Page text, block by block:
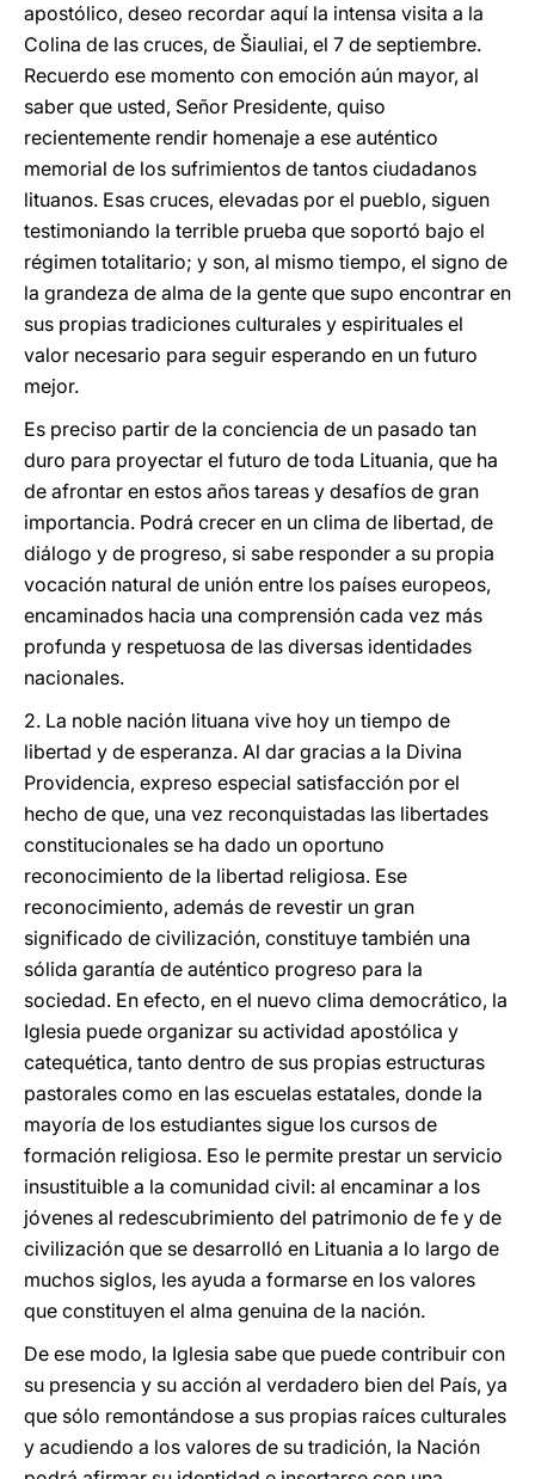
apostólico, deseo recordar aquí la intensa visita a la
Colina de las cruces, de Šiauliai, el 7 de septiembre.
Recuerdo ese momento con emoción aún mayor, al
saber que usted, Señor Presidente, quiso
recientemente rendir homenaje a ese auténtico
memorial de los sufrimientos de tantos ciudadanos
lituanos. Esas cruces, elevadas por el pueblo, siguen
testimoniando la terrible prueba que soportó bajo el
régimen totalitario; y son, al mismo tiempo, el signo de
la grandeza de alma de la gente que supo encontrar en
sus propias tradiciones culturales y espirituales el
valor necesario para seguir esperando en un futuro
mejor.
Es preciso partir de la conciencia de un pasado tan
duro para proyectar el futuro de toda Lituania, que ha
de afrontar en estos años tareas y desafíos de gran
importancia. Podrá crecer en un clima de libertad, de
diálogo y de progreso, si sabe responder a su propia
vocación natural de unión entre los países europeos,
encaminados hacia una comprensión cada vez más
profunda y respetuosa de las diversas identidades
nacionales.
2. La noble nación lituana vive hoy un tiempo de
libertad y de esperanza. Al dar gracias a la Divina
Providencia, expreso especial satisfacción por el
hecho de que, una vez reconquistadas las libertades
constitucionales se ha dado un oportuno
reconocimiento de la libertad religiosa. Ese
reconocimiento, además de revestir un gran
significado de civilización, constituye también una
sólida garantía de auténtico progreso para la
sociedad. En efecto, en el nuevo clima democrático, la
Iglesia puede organizar su actividad apostólica y
catequética, tanto dentro de sus propias estructuras
pastorales como en las escuelas estatales, donde la
mayoría de los estudiantes sigue los cursos de
formación religiosa. Eso le permite prestar un servicio
insustituible a la comunidad civil: al encaminar a los
jóvenes al redescubrimiento del patrimonio de fe y de
civilización que se desarrolló en Lituania a lo largo de
muchos siglos, les ayuda a formarse en los valores
que constituyen el alma genuina de la nación.
De ese modo, la Iglesia sabe que puede contribuir con
su presencia y su acción al verdadero bien del País, ya
que sólo remontándose a sus propias raíces culturales
y acudiendo a los valores de su tradición, la Nación